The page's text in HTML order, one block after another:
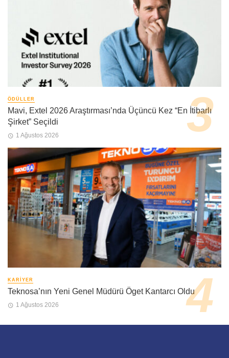
ÖDÜLLER
Mavi, Extel 2026 Araştırması’nda Üçüncü Kez “En İtibarlı
Şirket” Seçildi
1 Ağustos 2026
KARIYER
Teknosa’nın Yeni Genel Müdürü Öget Kantarcı Oldu
1 Ağustos 2026